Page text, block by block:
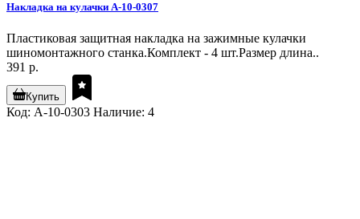
Накладка на кулачки A-10-0307
Пластиковая защитная накладка на зажимные кулачки
шиномонтажного станка.Комплект - 4 шт.Размер длина..
391 р.
Купить
Код: A-10-0303 Наличие: 4